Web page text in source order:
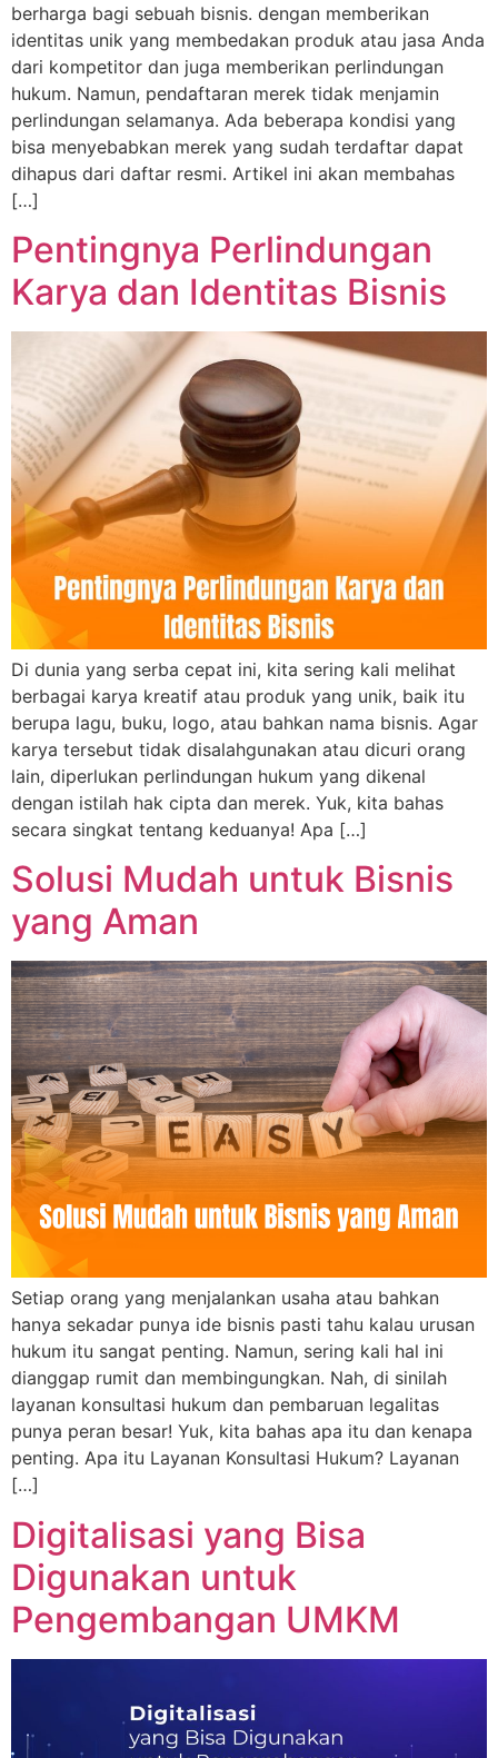
berharga bagi sebuah bisnis. dengan memberikan
identitas unik yang membedakan produk atau jasa Anda
dari kompetitor dan juga memberikan perlindungan
hukum. Namun, pendaftaran merek tidak menjamin
perlindungan selamanya. Ada beberapa kondisi yang
bisa menyebabkan merek yang sudah terdaftar dapat
dihapus dari daftar resmi. Artikel ini akan membahas
[…]
Pentingnya Perlindungan
Karya dan Identitas Bisnis
Di dunia yang serba cepat ini, kita sering kali melihat
berbagai karya kreatif atau produk yang unik, baik itu
berupa lagu, buku, logo, atau bahkan nama bisnis. Agar
karya tersebut tidak disalahgunakan atau dicuri orang
lain, diperlukan perlindungan hukum yang dikenal
dengan istilah hak cipta dan merek. Yuk, kita bahas
secara singkat tentang keduanya! Apa […]
Solusi Mudah untuk Bisnis
yang Aman
Setiap orang yang menjalankan usaha atau bahkan
hanya sekadar punya ide bisnis pasti tahu kalau urusan
hukum itu sangat penting. Namun, sering kali hal ini
dianggap rumit dan membingungkan. Nah, di sinilah
layanan konsultasi hukum dan pembaruan legalitas
punya peran besar! Yuk, kita bahas apa itu dan kenapa
penting. Apa itu Layanan Konsultasi Hukum? Layanan
[…]
Digitalisasi yang Bisa
Digunakan untuk
Pengembangan UMKM